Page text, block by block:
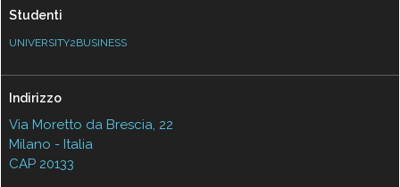
Studenti
UNIVERSITY2BUSINESS
Indirizzo
Via Moretto da Brescia, 22
Milano - Italia
CAP 20133